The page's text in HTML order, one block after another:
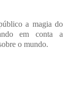
a magia do
em conta a
o mundo.